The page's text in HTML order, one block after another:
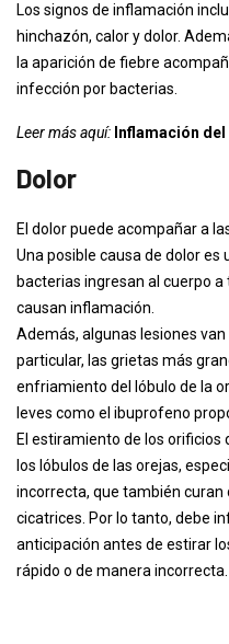
Los signos de inflamación
hinchazón, calor y dolor.
la aparición de fiebre
infección por bacterias.
Leer más aquí: Inflamación
Dolor
El dolor puede acompañar a
Una posible causa de dolor es
bacterias ingresan al cuerpo
causan inflamación.
Además, algunas lesiones
particular, las grietas más
enfriamiento del lóbulo de la
leves como el ibuprofeno
El estiramiento de los orificios
los lóbulos de las orejas,
incorrecta, que también curan
cicatrices. Por lo tanto, debe
anticipación antes de estirar
rápido o de manera incorrecta.